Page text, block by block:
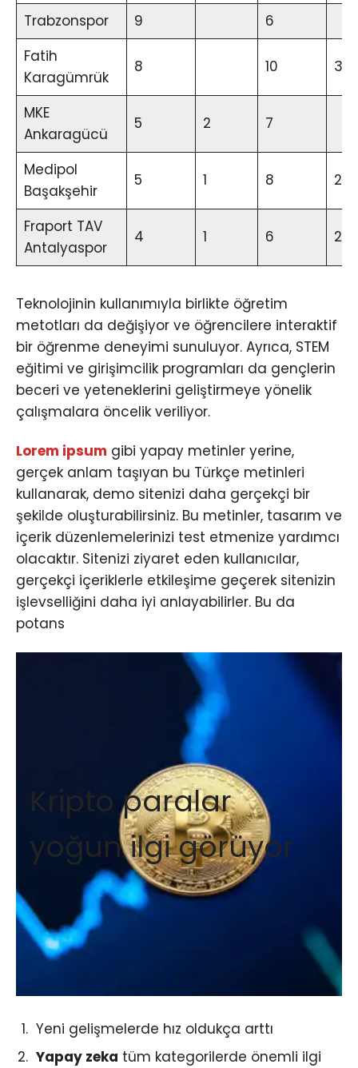
Trabzonspor 9
6
Fatih
Karagümrük
8 10 3
MKE
Ankaragücü
5 2 7
Medipol
Başakşehir
5 1 8 2
Fraport TAV
Antalyaspor
4 1 6 2
Teknolojinin kullanımıyla birlikte öğretim
metotları da değişiyor ve öğrencilere interaktif
bir öğrenme deneyimi sunuluyor. Ayrıca, STEM
eğitimi ve girişimcilik programları da gençlerin
beceri ve yeteneklerini geliştirmeye yönelik
çalışmalara öncelik veriliyor.
Lorem ipsum gibi yapay metinler yerine,
gerçek anlam taşıyan bu Türkçe metinleri
kullanarak, demo sitenizi daha gerçekçi bir
şekilde oluşturabilirsiniz. Bu metinler, tasarım ve
içerik düzenlemelerinizi test etmenize yardımcı
olacaktır. Sitenizi ziyaret eden kullanıcılar,
gerçekçi içeriklerle etkileşime geçerek sitenizin
işlevselliğini daha iyi anlayabilirler. Bu da
potans
Kripto paralar
yoğun ilgi görüyor
Yeni gelişmelerde hız oldukça arttı
Yapay zeka tüm kategorilerde önemli ilgi